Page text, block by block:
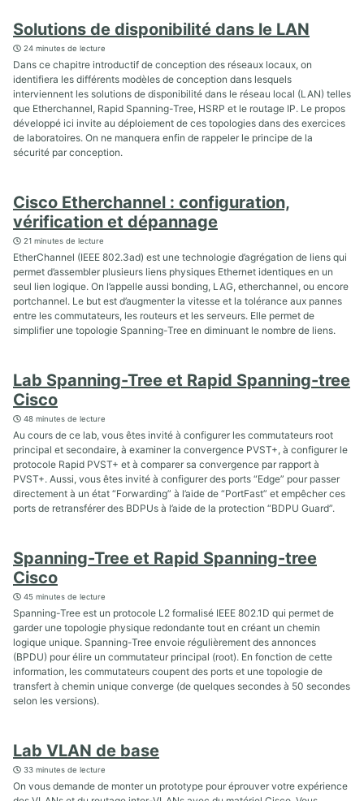
Solutions de disponibilité dans le LAN
24 minutes de lecture
Dans ce chapitre introductif de conception des réseaux locaux, on
identifiera les différents modèles de conception dans lesquels
interviennent les solutions de disponibilité dans le réseau local (LAN) telles
que Etherchannel, Rapid Spanning-Tree, HSRP et le routage IP. Le propos
développé ici invite au déploiement de ces topologies dans des exercices
de laboratoires. On ne manquera enfin de rappeler le principe de la
sécurité par conception.
Cisco Etherchannel : configuration,
vérification et dépannage
21 minutes de lecture
EtherChannel (IEEE 802.3ad) est une technologie d’agrégation de liens qui
permet d’assembler plusieurs liens physiques Ethernet identiques en un
seul lien logique. On l’appelle aussi bonding, LAG, etherchannel, ou encore
portchannel. Le but est d’augmenter la vitesse et la tolérance aux pannes
entre les commutateurs, les routeurs et les serveurs. Elle permet de
simplifier une topologie Spanning-Tree en diminuant le nombre de liens.
Lab Spanning-Tree et Rapid Spanning-tree
Cisco
48 minutes de lecture
Au cours de ce lab, vous êtes invité à configurer les commutateurs root
principal et secondaire, à examiner la convergence PVST+, à configurer le
protocole Rapid PVST+ et à comparer sa convergence par rapport à
PVST+. Aussi, vous êtes invité à configurer des ports “Edge” pour passer
directement à un état “Forwarding” à l’aide de “PortFast” et empêcher ces
ports de retransférer des BDPUs à l’aide de la protection “BDPU Guard”.
Spanning-Tree et Rapid Spanning-tree
Cisco
45 minutes de lecture
Spanning-Tree est un protocole L2 formalisé IEEE 802.1D qui permet de
garder une topologie physique redondante tout en créant un chemin
logique unique. Spanning-Tree envoie régulièrement des annonces
(BPDU) pour élire un commutateur principal (root). En fonction de cette
information, les commutateurs coupent des ports et une topologie de
transfert à chemin unique converge (de quelques secondes à 50 secondes
selon les versions).
Lab VLAN de base
33 minutes de lecture
On vous demande de monter un prototype pour éprouver votre expérience